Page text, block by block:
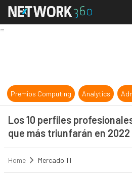
Los 10
Premios Computing Analytics
Los 10 perfiles
que más triunfarán en 2022
Home Mercado TI